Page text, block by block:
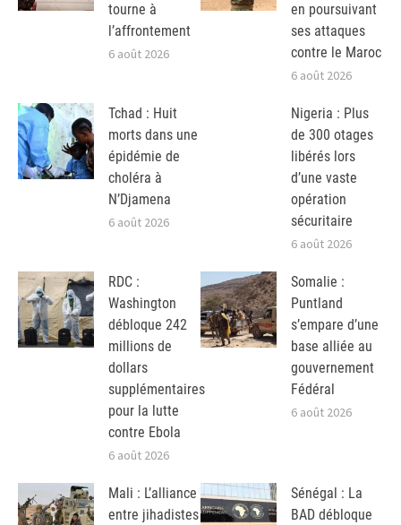
tourne à
l’affrontement
6 août 2026
en poursuivant
ses attaques
contre le Maroc
6 août 2026
Tchad : Huit
morts dans une
épidémie de
choléra à
N’Djamena
6 août 2026
Nigeria : Plus
de 300 otages
libérés lors
d’une vaste
opération
sécuritaire
6 août 2026
RDC :
Washington
débloque 242
millions de
dollars
supplémentaires
pour la lutte
contre Ebola
6 août 2026
Somalie :
Puntland
s’empare d’une
base alliée au
gouvernement
Fédéral
6 août 2026
Mali : L’alliance
entre jihadistes
Sénégal : La
BAD débloque